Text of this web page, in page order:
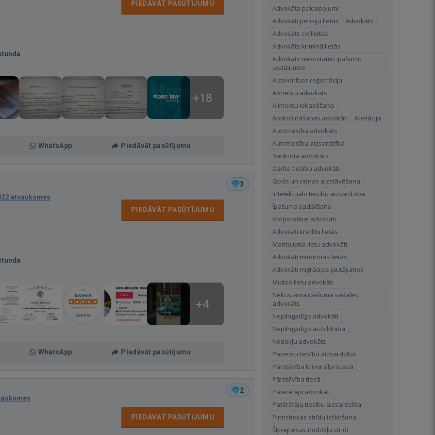
PIEDĀVĀT PASŪTĪJUMU
+18
WhatsApp Piedāvāt pasūtījumu
3
atsauksmes
PIEDĀVĀT PASŪTĪJUMU
+4
WhatsApp Piedāvāt pasūtījumu
2
PIEDĀVĀT PASŪTĪJUMU
Advokāta pakalpojumi
Advokāti pensiju lietās
Advokāts
Advokāts civillietās
Advokāts krimināllietās
Advokāts nekustamo īpašumu
jautājumos
Aizbildnības reģistrācija
Alimentu advokāts
Alimentu iekasēšana
Apdrošināšanas advokāti
Apelācija
Autortiesību advokāts
Autortiesību aizsardzība
Bankrota advokāts
Darba tiesību advokāti
Goda un cieņas aizstāvēšana
Intelektuālo tiesību aizsardzība
Īpašuma sadalīšana
Korporatīvie advokāti
Advokāti kredītu lietās
Mantojuma lietu advokāti
Advokāti medicīnas lietās
Advokāti migrācijas jautājumos
Muitas lietu advokāti
Nekustamā īpašuma sadales
advokāts
Nepilngadīgo advokāti
Nepilngadīgo aizbildnība
Nodokļu advokāts
Pacientu tiesību aizsardzība
Pārstāvība kriminālprocesā
Pārstāvība tiesā
Patērētāju advokāti
Patērētāju tiesību aizsardzība
Pirmstiesas strīdu izšķiršana
Šķīrējtiesas nodokļu strīdi